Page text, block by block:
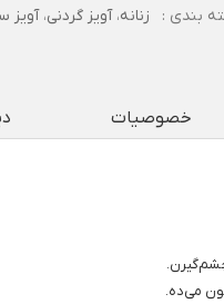
بندی : زنانه،آویز گردنی،آویز
خصوصیات
می‌ده.